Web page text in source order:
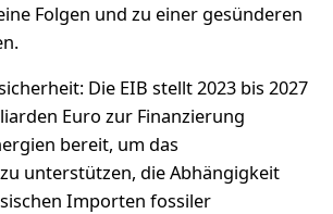
Folgen und zu einer gesünderen
Die EIB stellt 2023 bis 2027
Euro zur Finanzierung
bereit, um das
zu unterstützen, die Abhängigkeit
Importen fossiler